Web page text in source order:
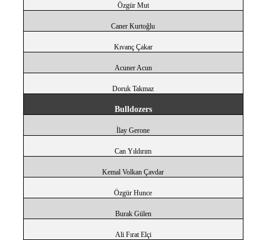
Özgür Mut
Caner Kurtoğlu
Kıvanç Çakar
Acuner Acun
Doruk Takmaz
Bulldozers
İlay Gerone
Can Yıldırım
Kemal Volkan Çavdar
Özgür Hunce
Burak Gülen
Ali Fırat Elçi